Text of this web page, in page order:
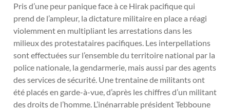
Pris d’une peur panique face à ce Hirak pacifique qui
prend de l’ampleur, la dictature militaire en place a réagi
violemment en multipliant les arrestations dans les
milieux des protestataires pacifiques. Les interpellations
sont effectuées sur l’ensemble du territoire national par la
police nationale, la gendarmerie, mais aussi par des agents
des services de sécurité. Une trentaine de militants ont
été placés en garde-à-vue, d’après les chiffres d’un militant
des droits de l’homme. L’inénarrable président Tebboune